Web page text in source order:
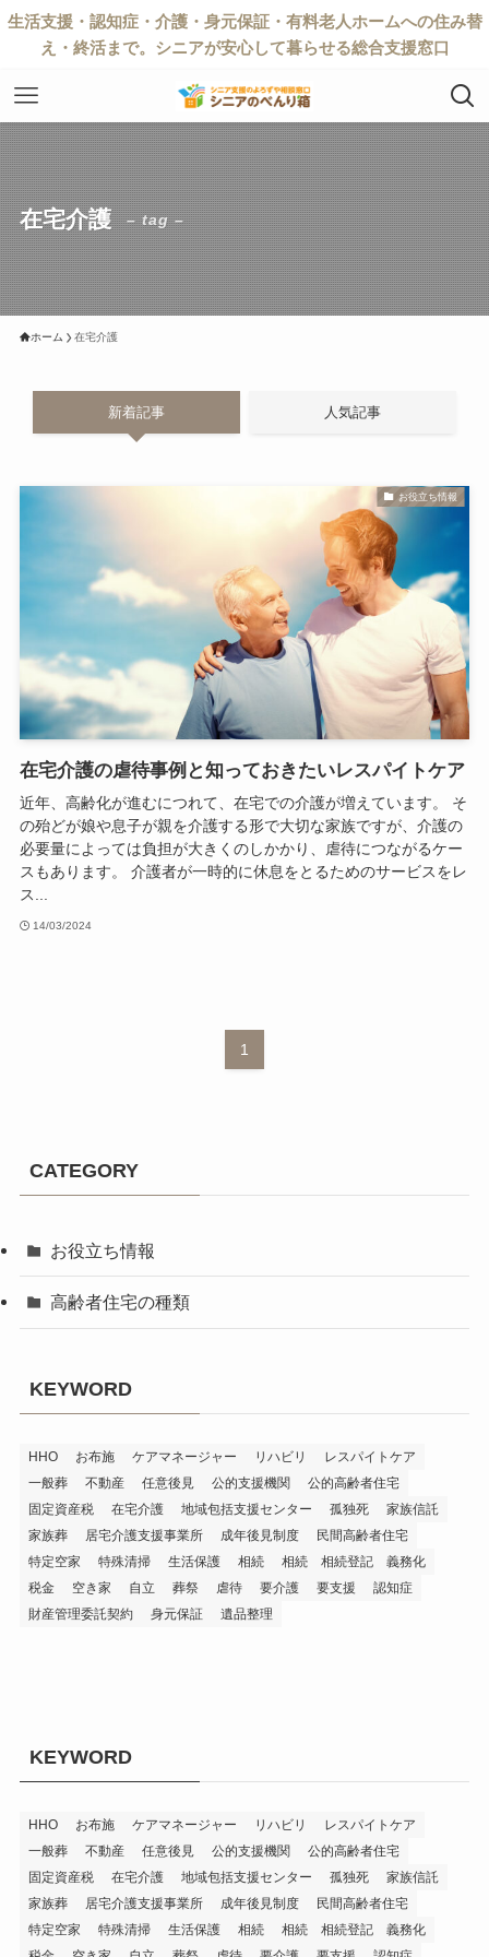
生活支援・認知症・介護・身元保証・有料老人ホームへの住み替
え・終活まで。シニアが安心して暮らせる総合支援窓口
在宅介護 – tag –
ホーム 在宅介護
新着記事 人気記事
お役立ち情報
在宅介護の虐待事例と知っておきたいレスパイトケア
近年、高齢化が進むにつれて、在宅での介護が増えています。 そ
の殆どが娘や息子が親を介護する形で大切な家族ですが、介護の
必要量によっては負担が大きくのしかかり、虐待につながるケー
スもあります。 介護者が一時的に休息をとるためのサービスをレ
ス...
14/03/2024
1
CATEGORY
お役立ち情報
高齢者住宅の種類
KEYWORD
HHO お布施 ケアマネージャー リハビリ
レスパイトケア
一般葬
不動産 任意後見 公的支援機関
公的高齢者住宅
固定資産税
在宅介護 地域包括支援センター 孤独死
家族信託
家族葬
居宅介護支援事業所 成年後見制度
民間高齢者住宅
特定空家
特殊清掃 生活保護 相続
相続 相続登記 義務化
税金
空き家 自立 葬祭 虐待 要介護 要支援
認知症
財産管理委託契約
身元保証 遺品整理
KEYWORD
HHO お布施 ケアマネージャー リハビリ
レスパイトケア
一般葬
不動産 任意後見 公的支援機関
公的高齢者住宅
固定資産税
在宅介護 地域包括支援センター 孤独死
家族信託
家族葬
居宅介護支援事業所 成年後見制度
民間高齢者住宅
特定空家
特殊清掃 生活保護 相続
相続 相続登記 義務化